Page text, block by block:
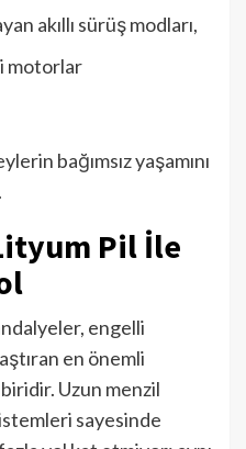
akıllı sürüş modları,
motorlar
bağımsız yaşamını
Pil İle
engelli
en önemli
Uzun menzil
sayesinde